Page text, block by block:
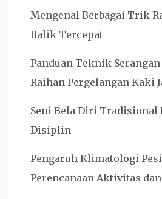
Mengenal Berbagai Trik
Balik Tercepat
Panduan Teknik
Raihan Pergelangan Kaki
Seni Bela Diri Tradisional
Disiplin
Pengaruh Klimatologi
Perencanaan Aktivitas